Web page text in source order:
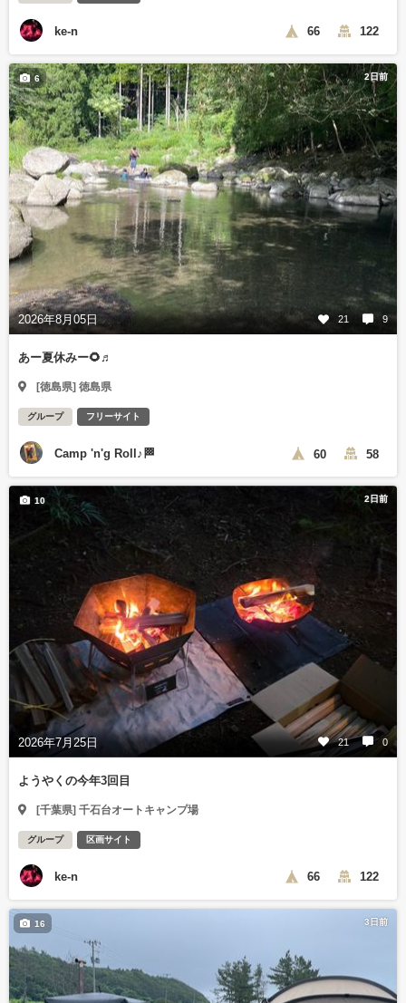
ke-n 66 122
2日前
2026年8月05日 21 9
6
あー夏休みー🌻♬
[徳島県] 徳島県
グループ フリーサイト
Camp 'n'g Roll♪🏁 60 58
2日前
2026年7月25日 21 0
10
ようやくの今年3回目
[千葉県] 千石台オートキャンプ場
グループ 区画サイト
ke-n 66 122
3日前
16